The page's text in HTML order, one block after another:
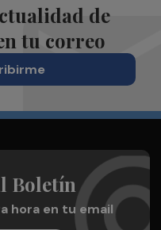
de
tu correo
Boletín
hora en tu email